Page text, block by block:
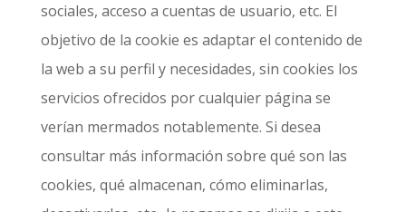
sociales, acceso a cuentas de usuario, etc. El
objetivo de la cookie es adaptar el contenido de
la web a su perfil y necesidades, sin cookies los
servicios ofrecidos por cualquier página se
verían mermados notablemente. Si desea
consultar más información sobre qué son las
cookies, qué almacenan, cómo eliminarlas,